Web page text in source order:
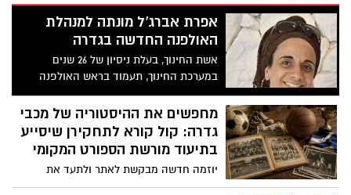
נספרה. כל חברי האופוזיציה,
למעט לנקרי, התנגדו להדחה
אפרת אברג’ל מונתה למנהלת
האולפנה החדשה בגדרה
אשת החינוך, בעלת ניסיון של 26 שנים
במערכת החינוך, תעמוד בראש האולפנה
החדשה שתיפתח במושבה. ״שמחה ונרגשת
על הזכות שנפלה בחלקי״, אמרה עם כניסתה
לתפקיד
מחפשים את ההיסטוריה של מכבי
גדרה: קול קורא לתחקירן שיסייע
בתיעוד מורשת הספורט המקומי
יוזמה חדשה מבקשת לאתר ולתעד את
סיפורה של אגודת מכבי גדרה, שפעלה במשך